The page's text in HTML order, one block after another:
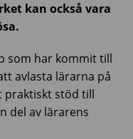
kan också vara
som har kommit till
avlasta lärarna på
praktiskt stöd till
del av lärarens